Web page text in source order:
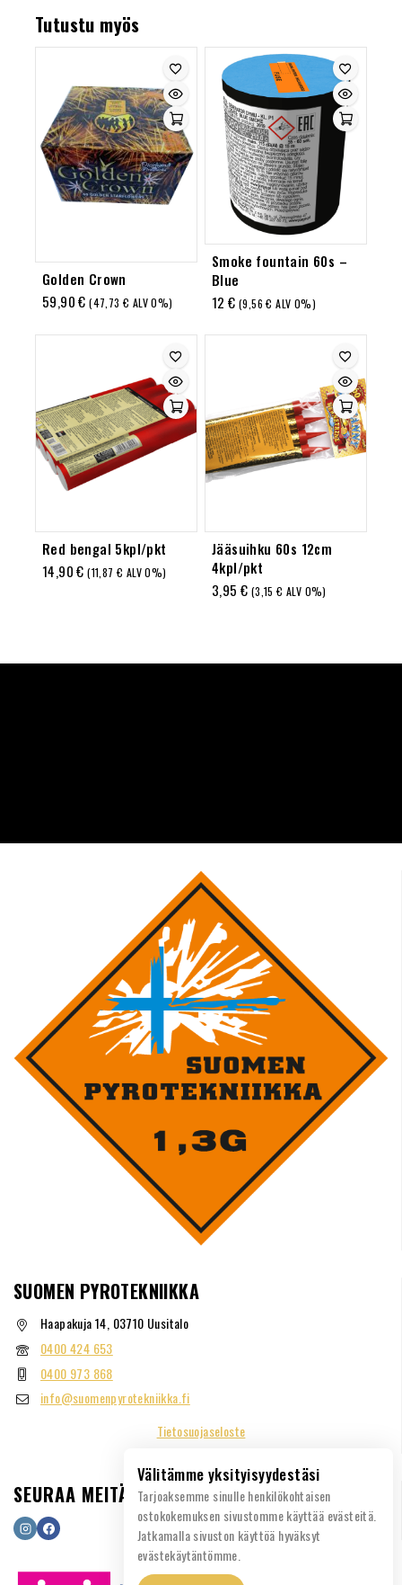
Tutustu myös
Golden Crown
59,90€ (47,73€ ALV 0%)
Smoke fountain 60s –
Blue
12€ (9,56€ ALV 0%)
Red bengal 5kpl/pkt
14,90€ (11,87€ ALV 0%)
Jääsuihku 60s 12cm
4kpl/pkt
3,95 € (3,15€ ALV 0%)
SUOMEN PYROTEKNIIKKA
Haapakuja 14, 03710 Uusitalo
0400 424 653
0400 973 868
info@suomenpyrotekniikka.fi
Tietosuojaseloste
SEURAA MEITÄ
Välitämme yksityisyydestäsi
Tarjoaksemme sinulle henkilökohtaisen
ostokokemuksen sivustomme käyttää evästeitä.
Jatkamalla sivuston käyttöä hyväksyt
evästekäytäntömme.